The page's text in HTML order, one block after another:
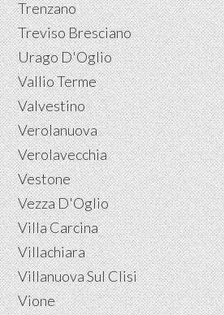
Trenzano
Treviso Bresciano
Urago D'Oglio
Vallio Terme
Valvestino
Verolanuova
Verolavecchia
Vestone
Vezza D'Oglio
Villa Carcina
Villachiara
Villanuova Sul Clisi
Vione